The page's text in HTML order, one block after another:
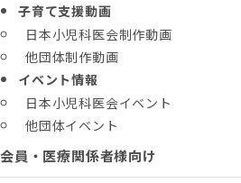
子育て支援動画
日本小児科医会制作動画
他団体制作動画
イベント情報
日本小児科医会イベント
他団体イベント
会員・医療関係者様向け